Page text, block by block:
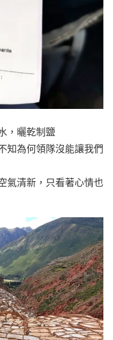
，曬乾制鹽
知為何領隊沒能讓我們
氣清新，只看著心情也